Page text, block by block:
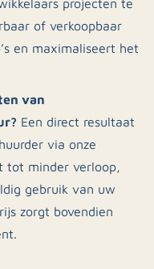
of verkoopbaar
en maximaliseert het
van
Een direct resultaat
via onze
tot minder verloop,
gebruik van uw
zorgt bovendien